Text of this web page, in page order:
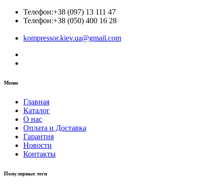
Телефон:+38 (097) 13 111 47
Телефон:+38 (050) 400 16 28
kompressor.kiev.ua@gmail.com
Меню
Главная
Каталог
О нас
Оплата и Доставка
Гарантия
Новости
Контакты
Популярные теги